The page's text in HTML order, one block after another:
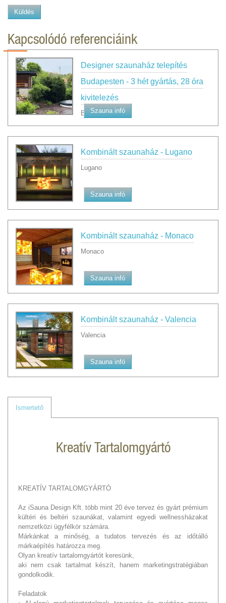
Küldés
Kapcsolódó referenciáink
Designer szaunaház telepítés
Budapesten - 3 hét gyártás, 28 óra
kivitelezés
Budapest
Szauna infó
Kombinált szaunaház - Lugano
Lugano
Szauna infó
Kombinált szaunaház - Monaco
Monaco
Szauna infó
Kombinált szaunaház - Valencia
Valencia
Szauna infó
Ismertető
Kreatív Tartalomgyártó
KREATÍV TARTALOMGYÁRTÓ
Az iSauna Design Kft. több mint 20 éve tervez és gyárt prémium
kültéri és beltéri szaunákat, valamint egyedi wellnessházakat
nemzetközi ügyfélkör számára.
Márkánkat a minőség, a tudatos tervezés és az időtálló
márkaépítés határozza meg.
Olyan kreatív tartalomgyártót keresünk,
aki nem csak tartalmat készít, hanem marketingstratégiában
gondolkodik.
Feladatok